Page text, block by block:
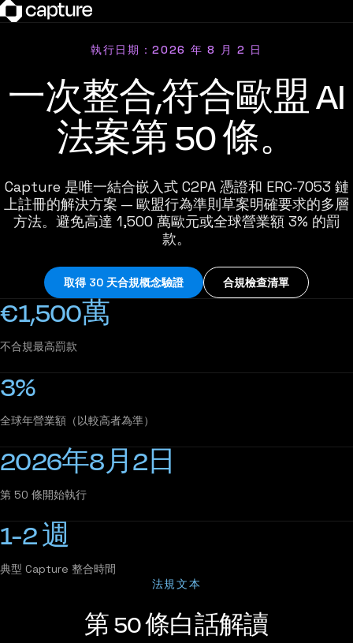
執行日期：2026 年 8 月 2 日
一次整合,符合歐盟 AI
法案第 50 條。
Capture 是唯一結合嵌入式 C2PA 憑證和 ERC-7053 鏈
上註冊的解決方案 — 歐盟行為準則草案明確要求的多層
方法。避免高達 1,500 萬歐元或全球營業額 3% 的罰
款。
取得 30 天合規概念驗證 合規檢查清單
€1,500萬
不合規最高罰款
3%
全球年營業額（以較高者為準）
2026年8月2日
第 50 條開始執行
1-2 週
典型 Capture 整合時間
法規文本
第 50 條白話解讀